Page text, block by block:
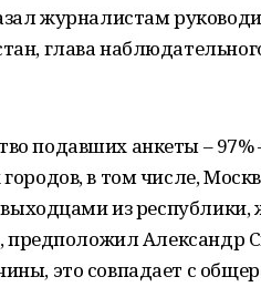
журналистам
глава
подавших анкеты –
в том числе,
выходцами из
предположил Александр
это совпадает с